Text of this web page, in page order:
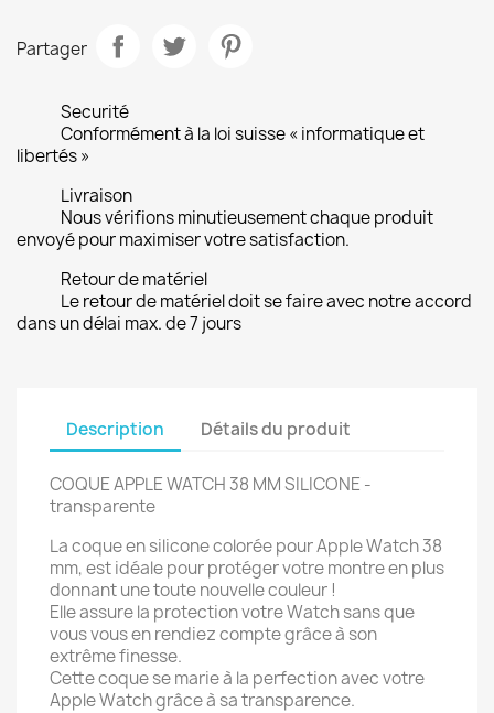
Partager
Securité
Conformément à la loi suisse « informatique et
libertés »
Livraison
Nous vérifions minutieusement chaque produit
envoyé pour maximiser votre satisfaction.
Retour de matériel
Le retour de matériel doit se faire avec notre accord
dans un délai max. de 7 jours
Description Détails du produit
COQUE APPLE WATCH 38 MM SILICONE -
transparente
La coque en silicone colorée pour Apple Watch 38
mm, est idéale pour protéger votre montre en plus
donnant une toute nouvelle couleur !
Elle assure la protection votre Watch sans que
vous vous en rendiez compte grâce à son
extrême finesse.
Cette coque se marie à la perfection avec votre
Apple Watch grâce à sa transparence.